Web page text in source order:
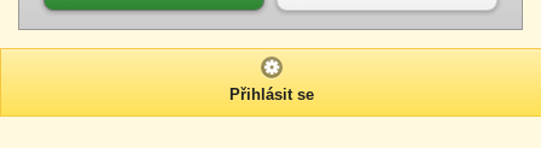
Přihlásit se